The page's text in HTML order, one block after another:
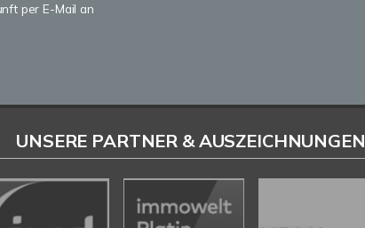
per E-Mail an
UNSERE PARTNER & AUSZEICHNUNGEN